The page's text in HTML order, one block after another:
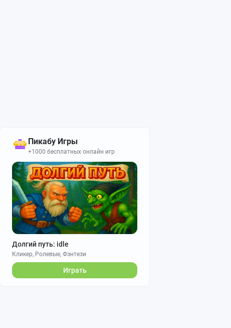
Пикабу Игры
+1000 бесплатных онлайн игр
Долгий путь: idle
Кликер, Ролевые, Фэнтези
Играть